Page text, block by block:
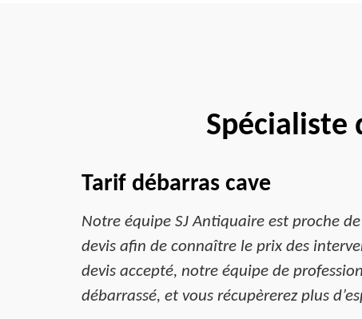
Spécialiste
Tarif débarras cave
Notre équipe SJ Antiquaire est proche
devis afin de connaître le prix des
devis accepté, notre équipe de
débarrassé, et vous récupèrerez plus